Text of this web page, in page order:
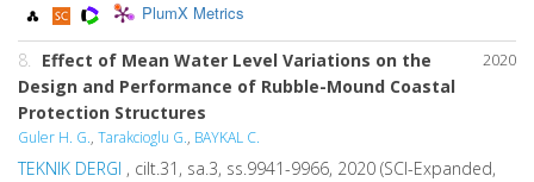
PlumX Metrics
2020
8. Effect of Mean Water Level Variations on the
Design and Performance of Rubble-Mound Coastal
Protection Structures
Guler H. G., Tarakcioglu G., BAYKAL C.
TEKNIK DERGI , cilt.31, sa.3, ss.9941-9966, 2020 (SCI-Expanded,